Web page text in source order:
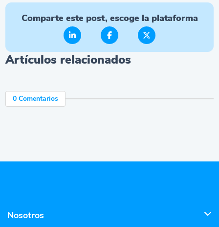
Comparte este post, escoge la plataforma
Artículos relacionados
0 Comentarios
Nosotros